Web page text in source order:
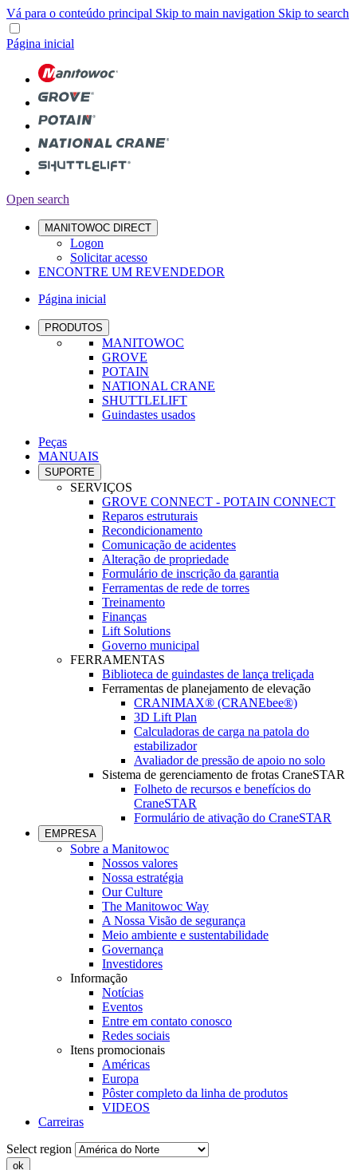
Vá para o conteúdo principal Skip to main navigation Skip to search
Página inicial
Open search
MANITOWOC DIRECT
Logon
Solicitar acesso
ENCONTRE UM REVENDEDOR
Página inicial
PRODUTOS
MANITOWOC
GROVE
POTAIN
NATIONAL CRANE
SHUTTLELIFT
Guindastes usados
Peças
MANUAIS
SUPORTE
SERVIÇOS
GROVE CONNECT - POTAIN CONNECT
Reparos estruturais
Recondicionamento
Comunicação de acidentes
Alteração de propriedade
Formulário de inscrição da garantia
Ferramentas de rede de torres
Treinamento
Finanças
Lift Solutions
Governo municipal
FERRAMENTAS
Biblioteca de guindastes de lança treliçada
Ferramentas de planejamento de elevação
CRANIMAX® (CRANEbee®)
3D Lift Plan
Calculadoras de carga na patola do
estabilizador
Avaliador de pressão de apoio no solo
Sistema de gerenciamento de frotas CraneSTAR
Folheto de recursos e benefícios do
CraneSTAR
Formulário de ativação do CraneSTAR
EMPRESA
Sobre a Manitowoc
Nossos valores
Nossa estratégia
Our Culture
The Manitowoc Way
A Nossa Visão de segurança
Meio ambiente e sustentabilidade
Governança
Investidores
Informação
Notícias
Eventos
Entre em contato conosco
Redes sociais
Itens promocionais
Américas
Europa
Pôster completo da linha de produtos
VIDEOS
Carreiras
Select region